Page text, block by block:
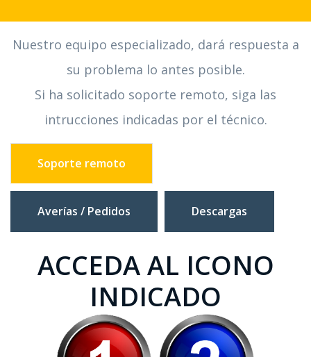
Nuestro equipo especializado, dará respuesta a
su problema lo antes posible.
Si ha solicitado soporte remoto, siga las
intrucciones indicadas por el técnico.
Soporte remoto
Averías / Pedidos Descargas
ACCEDA AL ICONO
INDICADO